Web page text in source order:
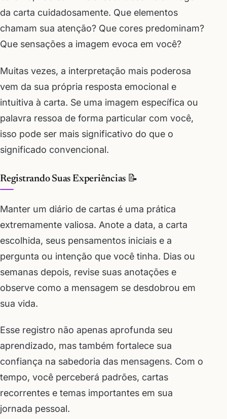
da carta cuidadosamente. Que elementos
chamam sua atenção? Que cores predominam?
Que sensações a imagem evoca em você?
Muitas vezes, a interpretação mais poderosa
vem da sua própria resposta emocional e
intuitiva à carta. Se uma imagem específica ou
palavra ressoa de forma particular com você,
isso pode ser mais significativo do que o
significado convencional.
Registrando Suas Experiências 📝
Manter um diário de cartas é uma prática
extremamente valiosa. Anote a data, a carta
escolhida, seus pensamentos iniciais e a
pergunta ou intenção que você tinha. Dias ou
semanas depois, revise suas anotações e
observe como a mensagem se desdobrou em
sua vida.
Esse registro não apenas aprofunda seu
aprendizado, mas também fortalece sua
confiança na sabedoria das mensagens. Com o
tempo, você perceberá padrões, cartas
recorrentes e temas importantes em sua
jornada pessoal.